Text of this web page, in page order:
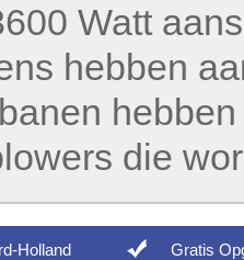
Watt
hebben
hebben
die
Holland Gratis